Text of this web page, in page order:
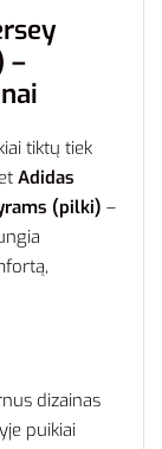
–
tiktų tiek
Adidas
(pilki) –
dizainas
puikiai